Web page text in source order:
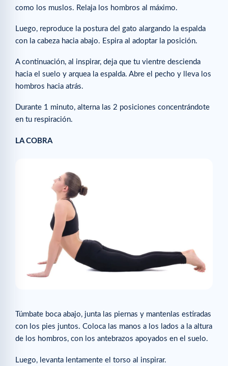
como los muslos. Relaja los hombros al máximo.
Luego, reproduce la postura del gato alargando la espalda
con la cabeza hacia abajo. Espira al adoptar la posición.
A continuación, al inspirar, deja que tu vientre descienda
hacia el suelo y arquea la espalda. Abre el pecho y lleva los
hombros hacia atrás.
Durante 1 minuto, alterna las 2 posiciones concentrándote
en tu respiración.
LA COBRA
Túmbate boca abajo, junta las piernas y mantenlas estiradas
con los pies juntos. Coloca las manos a los lados a la altura
de los hombros, con los antebrazos apoyados en el suelo.
Luego, levanta lentamente el torso al inspirar.